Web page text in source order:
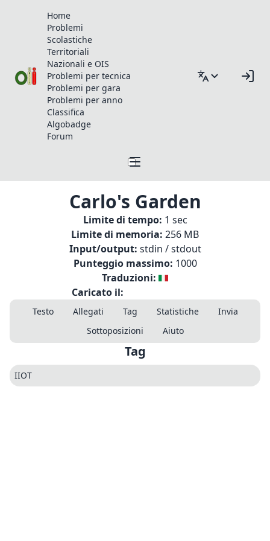
Home
Problemi
Scolastiche
Territoriali
Nazionali e OIS
Problemi per tecnica
Problemi per gara
Problemi per anno
Classifica
Algobadge
Forum
Carlo's Garden
Limite di tempo: 1 sec
Limite di memoria: 256 MB
Input/output: stdin / stdout
Punteggio massimo: 1000
Traduzioni:
Caricato il:
Testo Allegati Tag Statistiche
Invia
Sottoposizioni
Aiuto
Tag
IIOT